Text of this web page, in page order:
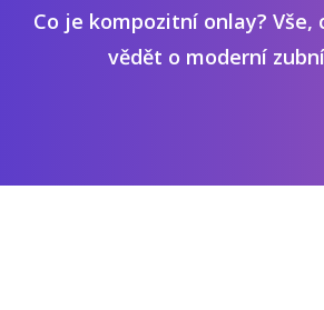
Co je kompozitní onlay?
vědět o moderní